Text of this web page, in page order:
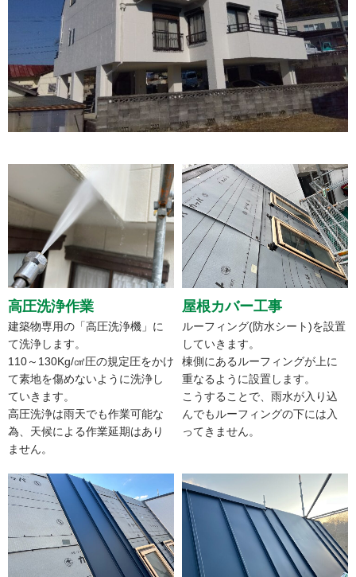
高圧洗浄作業
建築物専用の「高圧洗浄機」に
て洗浄します。
110～130Kg/㎠圧の規定圧をかけ
て素地を傷めないように洗浄し
ていきます。
高圧洗浄は雨天でも作業可能な
為、天候による作業延期はあり
ません。
屋根カバー工事
ルーフィング(防水シート)を設置
していきます。
棟側にあるルーフィングが上に
重なるように設置します。
こうすることで、雨水が入り込
んでもルーフィングの下には入
ってきません。